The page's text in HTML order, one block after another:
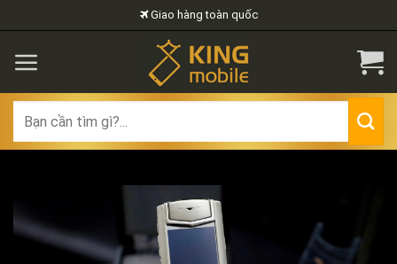
to
content
Giao hàng toàn quốc
for: